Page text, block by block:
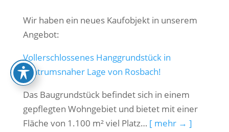
Wir haben ein neues Kaufobjekt in unserem
Angebot:
Vollerschlossenes Hanggrundstück in
zentrumsnaher Lage von Rosbach!
Das Baugrundstück befindet sich in einem
gepflegten Wohngebiet und bietet mit einer
Fläche von 1.100 m² viel Platz… [ mehr → ]